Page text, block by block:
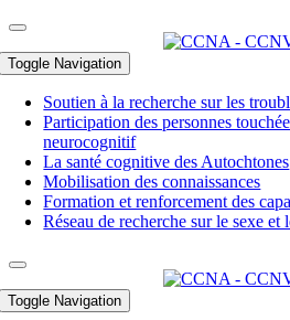
Toggle Navigation
Soutien à la recherche sur les
Participation des personnes
neurocognitif
La santé cognitive des Autochtones
Mobilisation des connaissances
Formation et renforcement des
Réseau de recherche sur le sexe et
Toggle Navigation